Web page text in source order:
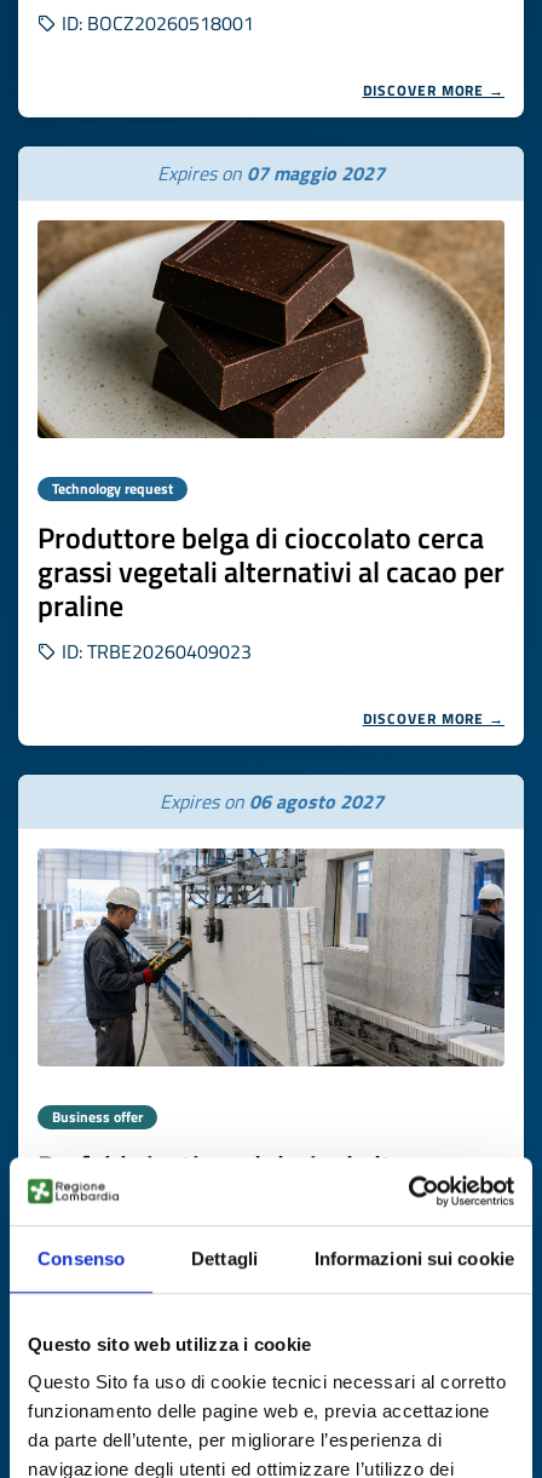
Consenso Dettagli Informazioni sui cookie
Questo sito web utilizza i cookie
Questo Sito fa uso di cookie tecnici necessari al corretto
funzionamento delle pagine web e, previa accettazione
da parte dell’utente, per migliorare l’esperienza di
navigazione degli utenti ed ottimizzare l’utilizzo dei
ID: BOCZ20260518001
DISCOVER MORE →
Expires on 07 maggio 2027
Technology request
Produttore belga di cioccolato cerca
grassi vegetali alternativi al cacao per
praline
ID: TRBE20260409023
DISCOVER MORE →
Expires on 06 agosto 2027
Business offer
Prefabbricati modulari ad alta
efficienza energetica per edilizia
rapida
ID: BORO20260608011
Expires on22 dicembre 2026